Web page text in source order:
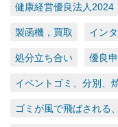
健康経営優良法人
製函機，買取 イン
処分立ち合い 優良
イベントゴミ、分別、
ゴミが風で飛ばされる